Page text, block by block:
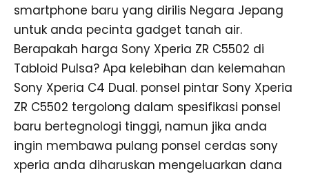
smartphone baru yang dirilis Negara Jepang
untuk anda pecinta gadget tanah air.
Berapakah harga Sony Xperia ZR C5502 di
Tabloid Pulsa? Apa kelebihan dan kelemahan
Sony Xperia C4 Dual. ponsel pintar Sony Xperia
ZR C5502 tergolong dalam spesifikasi ponsel
baru bertegnologi tinggi, namun jika anda
ingin membawa pulang ponsel cerdas sony
xperia anda diharuskan mengeluarkan dana